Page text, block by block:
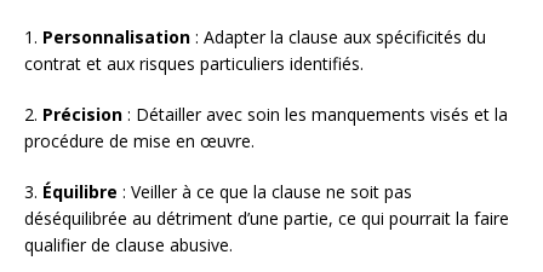
1. Personnalisation : Adapter la clause aux spécificités du
contrat et aux risques particuliers identifiés.
2. Précision : Détailler avec soin les manquements visés et la
procédure de mise en œuvre.
3. Équilibre : Veiller à ce que la clause ne soit pas
déséquilibrée au détriment d’une partie, ce qui pourrait la faire
qualifier de clause abusive.